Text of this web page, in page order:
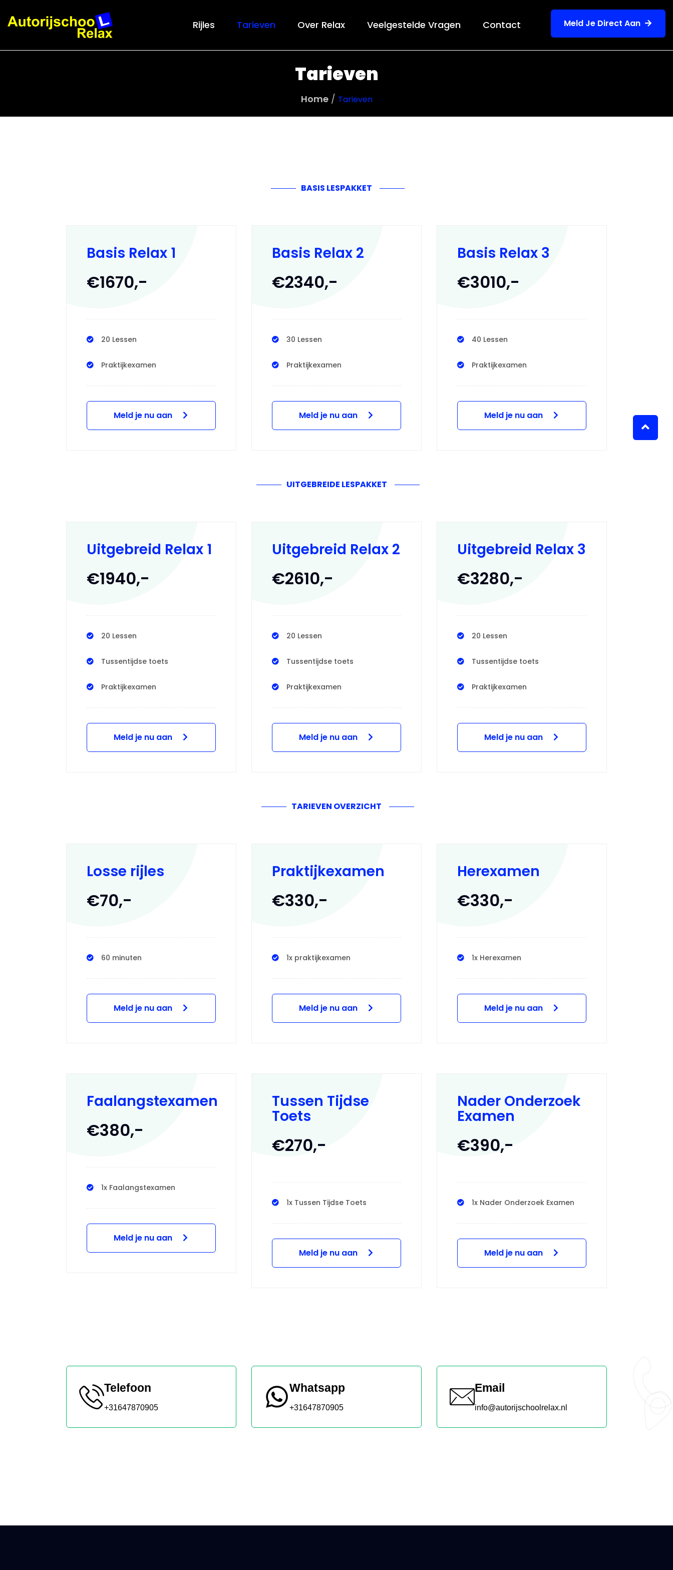
Rijles Tarieven Over Relax Veelgestelde Vragen Contact Meld Je Direct Aan
Tarieven
Home Tarieven
BASIS LESPAKKET
Basis Relax 1
€1670,-
20 Lessen
Praktijkexamen
Meld je nu aan
Basis Relax 2
€2340,-
30 Lessen
Praktijkexamen
Meld je nu aan
Basis Relax 3
€3010,-
40 Lessen
Praktijkexamen
Meld je nu aan
UITGEBREIDE LESPAKKET
Uitgebreid Relax 1
€1940,-
20 Lessen
Tussentijdse toets
Praktijkexamen
Meld je nu aan
Uitgebreid Relax 2
€2610,-
20 Lessen
Tussentijdse toets
Praktijkexamen
Meld je nu aan
Uitgebreid Relax 3
€3280,-
20 Lessen
Tussentijdse toets
Praktijkexamen
Meld je nu aan
TARIEVEN OVERZICHT
Losse rijles
€70,-
60 minuten
Meld je nu aan
Praktijkexamen
€330,-
1x praktijkexamen
Meld je nu aan
Herexamen
€330,-
1x Herexamen
Meld je nu aan
Faalangstexamen
€380,-
1x Faalangstexamen
Meld je nu aan
Tussen Tijdse
Toets
€270,-
1x Tussen Tijdse Toets
Meld je nu aan
Nader Onderzoek
Examen
€390,-
1x Nader Onderzoek Examen
Meld je nu aan
Telefoon
+31647870905
Whatsapp
+31647870905
Email
info@autorijschoolrelax.nl